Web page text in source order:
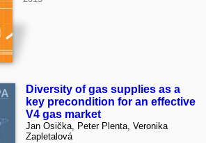
Diversity of gas supplies as a
key precondition for an effective
V4 gas market
Jan Osička, Peter Plenta, Veronika
Zapletalová